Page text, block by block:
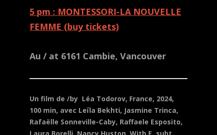
5 pm : MONTESSORI-LA NOUVELLE
FEMME (buy tickets)
Au / at 6161 Cambie, Vancouver
Un film de /by Léa Todorov, France, 2024,
100 min, avec Leïla Bekhti, Jasmine Trinca,
Rafaëlle Sonneville-Caby, Raffaele Esposito,